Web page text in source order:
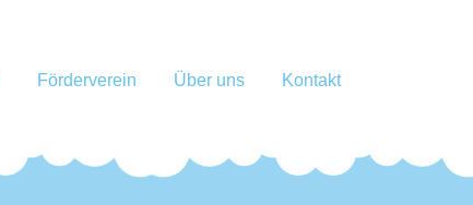
Förderverein Über uns Kontakt